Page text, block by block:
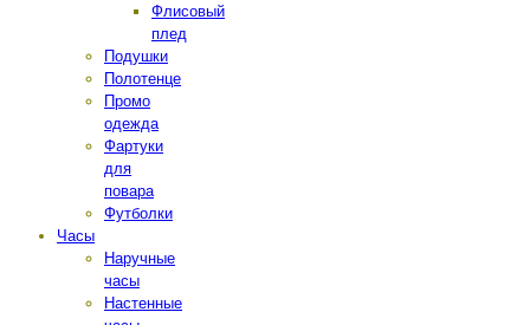
Флисовый
плед
Подушки
Полотенце
Промо
одежда
Фартуки
для
повара
Футболки
Часы
Наручные
часы
Настенные